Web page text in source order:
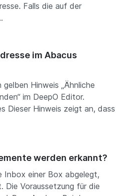
Falls die auf der
im Abacus
Hinweis „Ähnliche
im DeepO Editor.
Dieser Hinweis zeigt an, dass
werden erkannt?
Inbox einer Box abgelegt,
Die Voraussetzung für die